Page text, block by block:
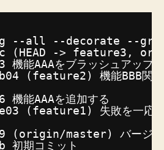
--all --decorate --
(HEAD -> feature3,
能AAAをブラッシュアップ
(feature2) 機能BBB関連フ
能AAAを追加する
(feature1) 失敗を一応保
(origin/master) バージ
期コミット